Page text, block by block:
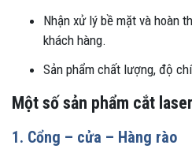
Nhận xử lý bề mặt và hoàn
khách hàng.
Sản phẩm chất lượng, độ
Một số sản phẩm cắt
1. Cổng – cửa – Hàng rào